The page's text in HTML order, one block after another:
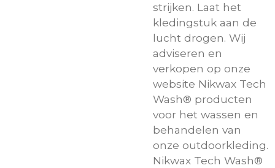
strijken. Laat het
kledingstuk aan de
lucht drogen. Wij
adviseren en
verkopen op onze
website Nikwax Tech
Wash® producten
voor het wassen en
behandelen van
onze outdoorkleding.
Nikwax Tech Wash®